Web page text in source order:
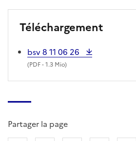
Téléchargement
bsv 8 11 06 26
(PDF- 1.3 Mio)
Partager la page